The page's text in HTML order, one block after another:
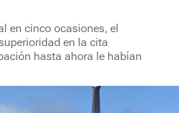
en cinco ocasiones, el
en la cita
hasta ahora le habían